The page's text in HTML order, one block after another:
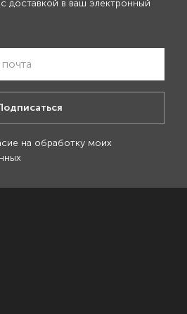
доставкой в ваш электронный
на обработку моих